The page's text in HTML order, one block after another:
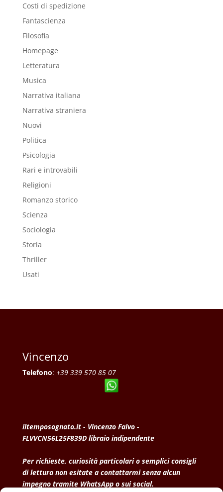
Costi di spedizione
Fantascienza
Filosofia
Homepage
Letteratura
Musica
Narrativa italiana
Narrativa straniera
Nuovi
Politica
Psicologia
Rari e introvabili
Religioni
Romanzo storico
Scienza
Sociologia
Storia
Thriller
Usati
Vincenzo
Telefono: +39 339 570 85 07
iltemposognato.it - Vincenzo Falvo -
FLVVCN56L25F839D libraio indipendente
Per richieste, curiosità particolari o semplici consigli
di lettura non esitate a contattarmi senza alcun
impegno tramite WhatsApp o sui social.